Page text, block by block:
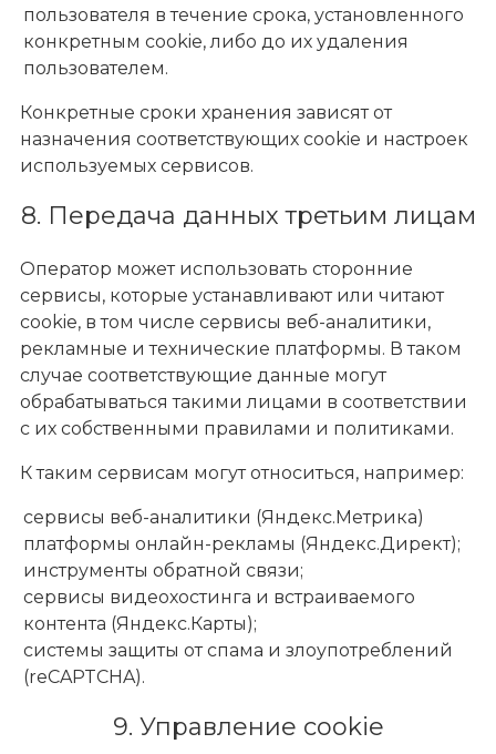
пользователя в течение срока, установленного
конкретным cookie, либо до их удаления
пользователем.
Конкретные сроки хранения зависят от
назначения соответствующих cookie и настроек
используемых сервисов.
8. Передача данных третьим лицам
Оператор может использовать сторонние
сервисы, которые устанавливают или читают
cookie, в том числе сервисы веб-аналитики,
рекламные и технические платформы. В таком
случае соответствующие данные могут
обрабатываться такими лицами в соответствии
с их собственными правилами и политиками.
К таким сервисам могут относиться, например:
сервисы веб-аналитики (Яндекс.Метрика)
платформы онлайн-рекламы (Яндекс.Директ);
инструменты обратной связи;
сервисы видеохостинга и встраиваемого
контента (Яндекс.Карты);
системы защиты от спама и злоупотреблений
(reCAPTCHA).
9. Управление cookie